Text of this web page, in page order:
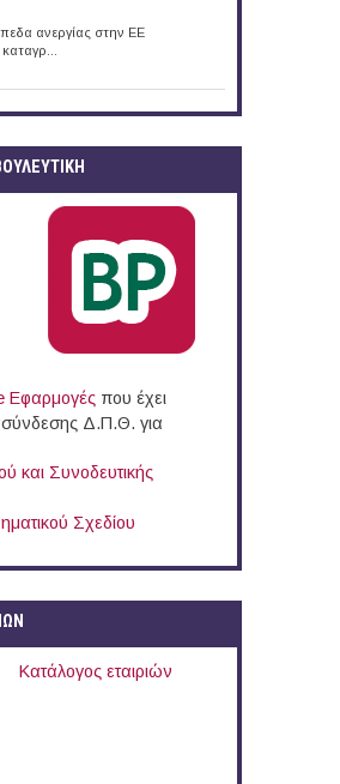
ανεργίας στην ΕΕ
Eφαρμογές που έχει
Δ.Π.Θ. για
και Συνοδευτικής
Σχεδίου
Κατάλογος εταιριών